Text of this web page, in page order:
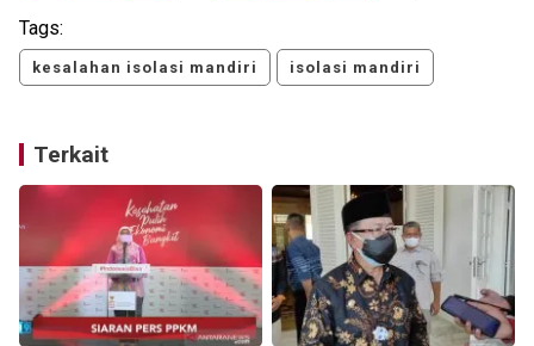
Tags:
kesalahan isolasi mandiri isolasi mandiri
Terkait